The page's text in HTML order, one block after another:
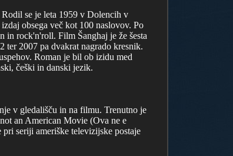
se je leta 1959 v Dolencih v
obsega več kot 100 naslovov. Po
in rock'n'roll. Film Šanghaj je že šesta
ter 2007 pa dvakrat nagrado kresnik.
Roman je bil ob izidu med
češki in danski jezik.
v gledališču in na filmu. Trenutno je
an American Movie (Ova ne e
seriji ameriške televizijske postaje